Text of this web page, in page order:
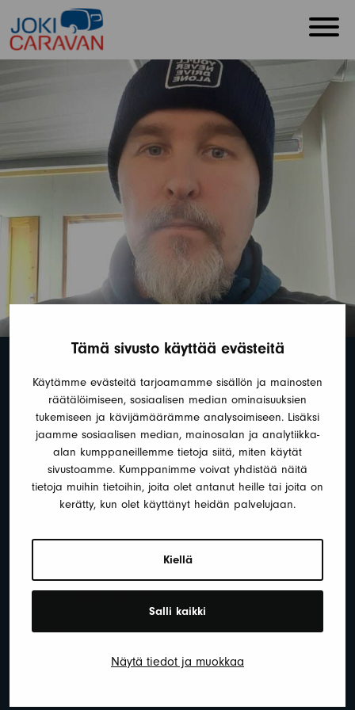
Tämä sivusto käyttää evästeitä
Käytämme evästeitä tarjoamamme sisällön ja mainosten
räätälöimiseen, sosiaalisen median ominaisuuksien
tukemiseen ja kävijämäärämme analysoimiseen. Lisäksi
jaamme sosiaalisen median, mainosalan ja analytiikka-
alan kumppaneillemme tietoja siitä, miten käytät
sivustoamme. Kumppanimme voivat yhdistää näitä
tietoja muihin tietoihin, joita olet antanut heille tai joita on
kerätty, kun olet käyttänyt heidän palvelujaan.
Kiellä
Salli kaikki
Näytä tiedot ja muokkaa
RETKEILYAUTOT
ASUNTOVAUNUT
HUOLTO
OSTO – MYY AUTO TAI VAUNU
AJANKOHTAISTA
Myynti: